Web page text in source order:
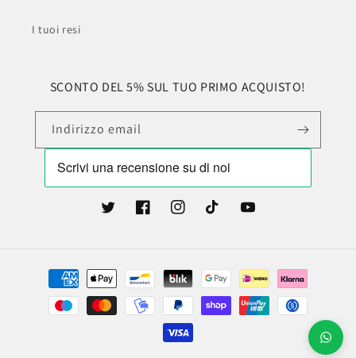
I tuoi resi
SCONTO DEL 5% SUL TUO PRIMO ACQUISTO!
Indirizzo email
TwitterFacebookInstagramTikTok YouTube
Metodi
pagamento